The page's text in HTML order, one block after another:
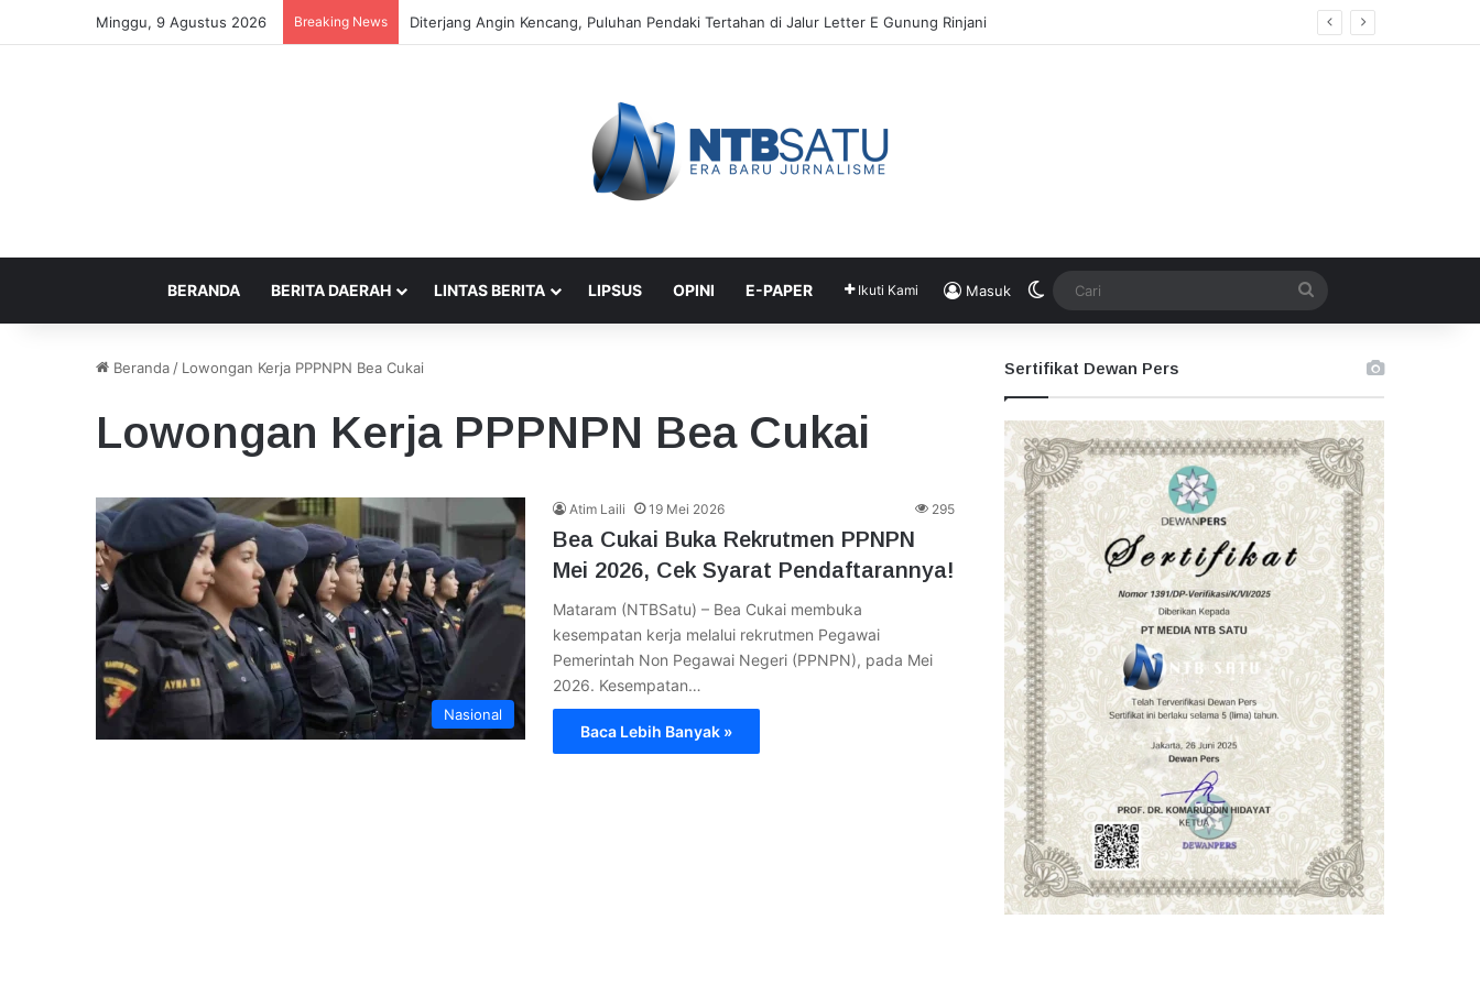
Minggu, 9 Agustus 2026 Breaking News Diterjang Angin Kencang, Puluhan Pendaki Tertahan di Jalur Letter E Gunung Rinjani
BERANDA BERITA DAERAH LINTAS BERITA LIPSUS OPINI E-PAPER Ikuti Kami Masuk Switch skin
Beranda / Lowongan Kerja PPPNPN Bea Cukai
Lowongan Kerja PPPNPN Bea Cukai
Nasional
Atim Laili 19 Mei 2026 295
Bea Cukai Buka Rekrutmen PPNPN
Mei 2026, Cek Syarat Pendaftarannya!
Mataram (NTBSatu) – Bea Cukai membuka
kesempatan kerja melalui rekrutmen Pegawai
Pemerintah Non Pegawai Negeri (PPNPN), pada Mei
2026. Kesempatan…
Baca Lebih Banyak »
Sertifikat Dewan Pers